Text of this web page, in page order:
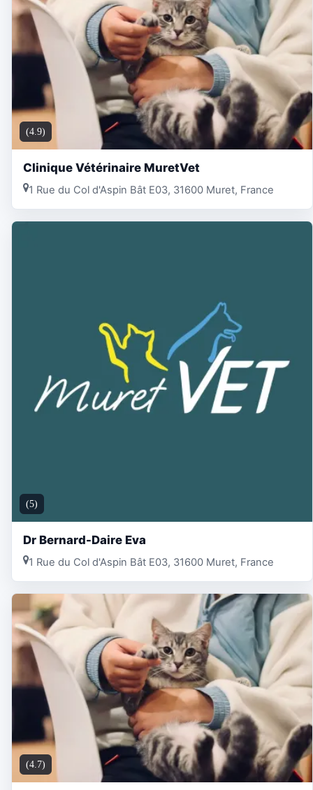
(4.9)
Clinique Vétérinaire MuretVet
1 Rue du Col d'Aspin Bât E03, 31600 Muret, France
(5)
Dr Bernard-Daire Eva
1 Rue du Col d'Aspin Bât E03, 31600 Muret, France
(4.7)